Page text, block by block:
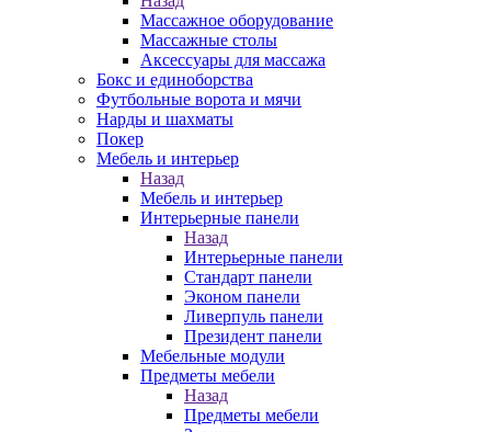
Массажное оборудование
Массажные столы
Аксессуары для массажа
Бокс и единоборства
Футбольные ворота и мячи
Нарды и шахматы
Покер
Мебель и интерьер
Назад
Мебель и интерьер
Интерьерные панели
Назад
Интерьерные панели
Стандарт панели
Эконом панели
Ливерпуль панели
Президент панели
Мебельные модули
Предметы мебели
Назад
Предметы мебели